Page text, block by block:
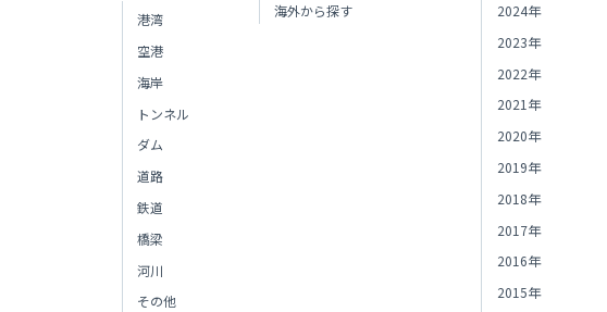
港湾
空港
海岸
トンネル
ダム
道路
鉄道
橋梁
河川
その他
海外から探す
2024年
2023年
2022年
2021年
2020年
2019年
2018年
2017年
2016年
2015年